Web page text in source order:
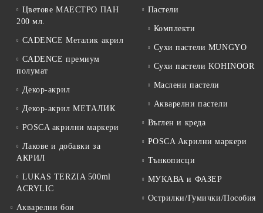
Цветове МАЕСТРО ПАН
200 мл.
CADENCE Металик акрил
CADENCE премиум
полумат
Декор-акрил
Декор-акрил МЕТАЛИК
POSCA акрилни маркери
Лакове и добавки за
АКРИЛ
LUKAS TERZIA 500ml
ACRYLIC
Акварелни бои
Пастели
Комплекти
Сухи пастели MUNGYO
Сухи пастели KOHINOOR
Маслени пастели
Акварелни пастели
Въглен и креда
POSCA Акрилни маркери
Тънкописци
МУКАВА и ФАЗЕР
Острилки/Гумички/Пособия